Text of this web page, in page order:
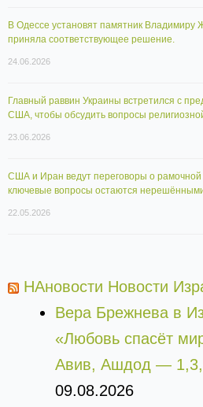
В Одессе установят памятник Владимиру
приняла соответствующее решение.
24.06.2026
Главный раввин Украины встретился с
США, чтобы обсудить вопросы
23.06.2026
США и Иран ведут переговоры о рамочной
ключевые вопросы остаются
22.05.2026
НАновости Новости
Вера Брежнева в
«Любовь спасёт
Авив, Ашдод —
09.08.2026